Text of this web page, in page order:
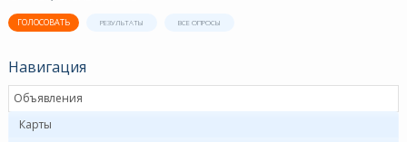
ГОЛОСОВАТЬ РЕЗУЛЬТАТЫ ВСЕ ОПРОСЫ
Навигация
Объявления
Карты